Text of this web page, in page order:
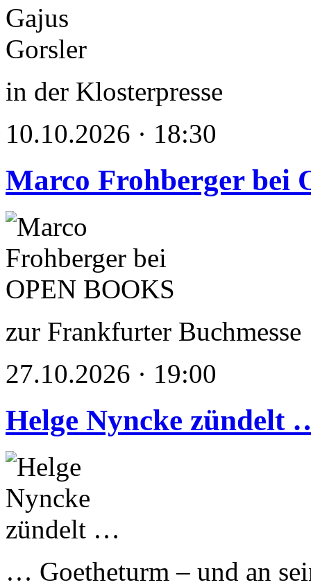
in der Klosterpresse
10.10.2026 · 18:30
Marco Frohberger bei
zur Frankfurter Buchmesse
27.10.2026 · 19:00
Helge Nyncke zündelt
… Goetheturm – und an